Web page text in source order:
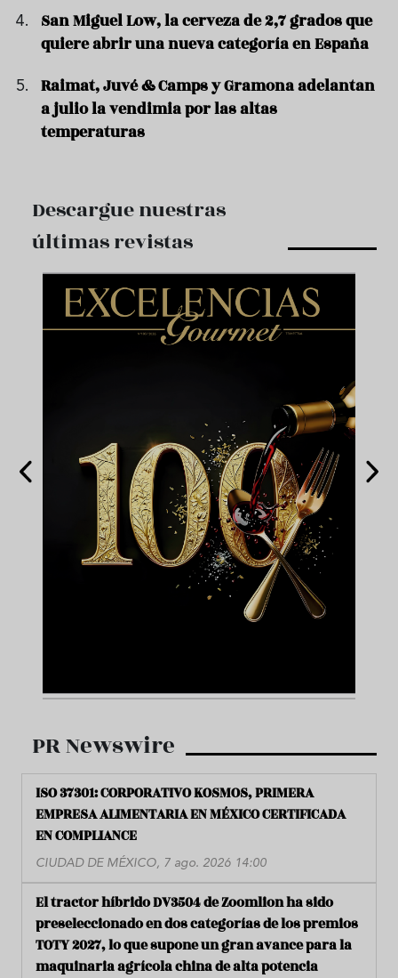
San Miguel Low, la cerveza de 2,7 grados que
quiere abrir una nueva categoría en España
Raimat, Juvé & Camps y Gramona adelantan
a julio la vendimia por las altas
temperaturas
Descargue nuestras
últimas revistas
PR Newswire
ISO 37301: CORPORATIVO KOSMOS, PRIMERA
EMPRESA ALIMENTARIA EN MÉXICO CERTIFICADA
EN COMPLIANCE
CIUDAD DE MÉXICO, 7 ago. 2026 14:00
El tractor híbrido DV3504 de Zoomlion ha sido
preseleccionado en dos categorías de los premios
TOTY 2027, lo que supone un gran avance para la
maquinaria agrícola china de alta potencia